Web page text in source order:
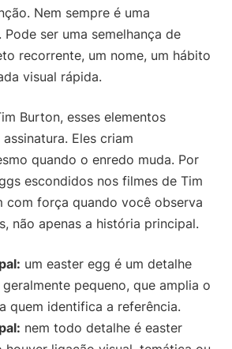
Nem sempre é uma
ser uma semelhança de
recorrente, um nome, um hábito
visual rápida.
Burton, esses elementos
Eles criam
quando o enredo muda. Por
escondidos nos filmes de Tim
com força quando você observa
não apenas a história principal.
um easter egg é um detalhe
pequeno, que amplia o
quem identifica a referência.
nem todo detalhe é easter